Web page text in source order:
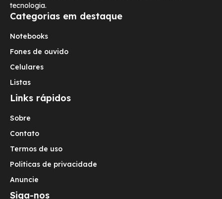
tecnologia.
Categorias em destaque
Notebooks
Fones de ouvido
Celulares
Listas
Links rápidos
Sobre
Contato
Termos de uso
Politicas de privacidade
Anuncie
Siga-nos